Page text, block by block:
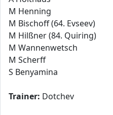
M Henning
M Bischoff (64. Evseev)
M Hilßner (84. Quiring)
M Wannenwetsch
M Scherff
S Benyamina
Trainer: Dotchev